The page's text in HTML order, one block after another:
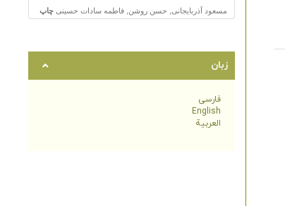
زبان
فارسی
English
العربية